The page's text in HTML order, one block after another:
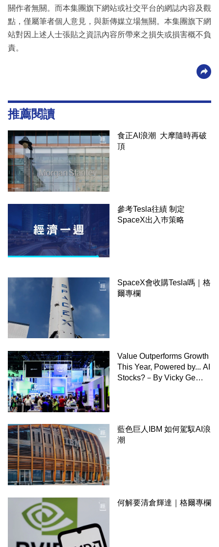
關作者無關。而本集團旗下網站或社交平台的網誌內容及觀
點，僅屬筆者個人意見，與新傳媒立場無關。本集團旗下網
站對因上述人士張貼之資訊內容所帶來之損失或損害概不負
責。
推薦閱讀
食正AI浪潮 大摩隨時再破
頂
參考Tesla往績 制定
SpaceX出入巿策略
SpaceX會收購Tesla嗎｜格
爾專欄
Value Outperforms Growth
This Year, Powered by... AI
Stocks?－By Vicky Ge
藍色巨人IBM 如何駕馭AI浪
潮
何解要清倉輝達｜格爾專欄